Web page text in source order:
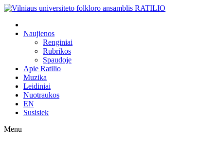
Naujienos
Renginiai
Rubrikos
Spaudoje
Apie Ratilio
Muzika
Leidiniai
Nuotraukos
EN
Susisiek
Menu